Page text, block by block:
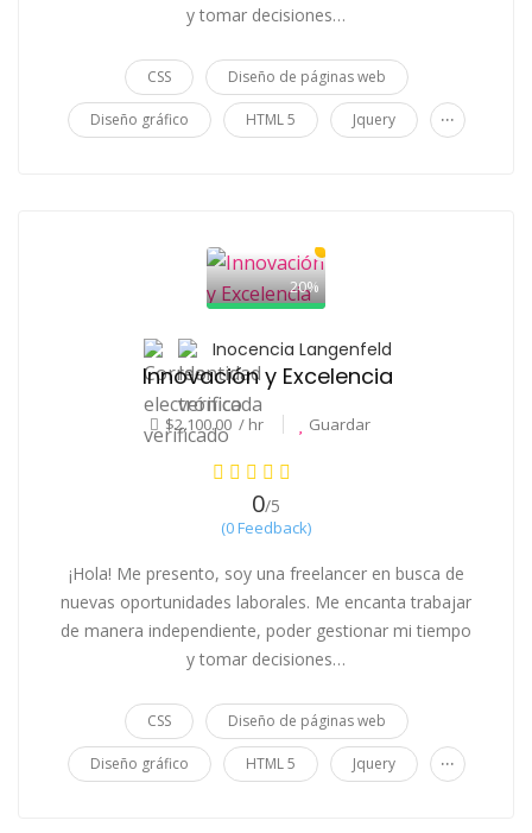
y tomar decisiones…
CSS Diseño de páginas web
Diseño gráfico HTML 5 Jquery ...
20%
Inocencia Langenfeld
Innovación y Excelencia
$2,100.00 / hr Guardar
0/5
(0 Feedback)
¡Hola! Me presento, soy una freelancer en busca de
nuevas oportunidades laborales. Me encanta trabajar
de manera independiente, poder gestionar mi tiempo
y tomar decisiones…
CSS Diseño de páginas web
Diseño gráfico HTML 5 Jquery ...